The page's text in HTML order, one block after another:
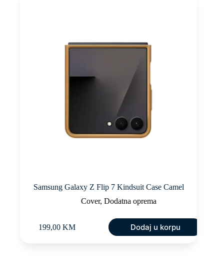
Samsung Galaxy Z Flip 7 Kindsuit Case Camel
Cover, Dodatna oprema
199,00 KM Dodaj u korpu